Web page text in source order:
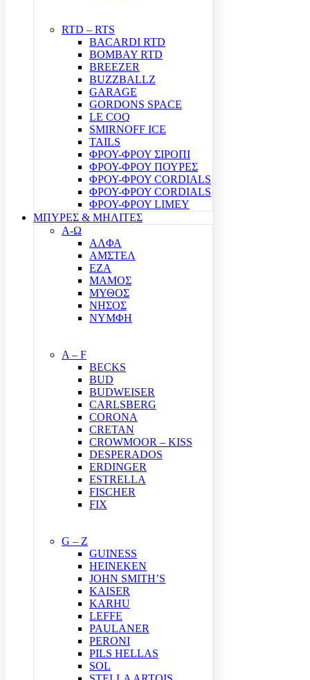
RTD – RTS
BACARDI RTD
BOMBAY RTD
BREEZER
BUZZBALLZ
GARAGE
GORDONS SPACE
LE COQ
SMIRNOFF ICE
TAILS
ΦΡΟΥ-ΦΡΟΥ ΣΙΡΟΠΙ
ΦΡΟΥ-ΦΡΟΥ ΠΟΥΡΕΣ
ΦΡΟΥ-ΦΡΟΥ CORDIALS
ΦΡΟΥ-ΦΡΟΥ CORDIALS
ΦΡΟΥ-ΦΡΟΥ LIMEY
ΜΠΥΡΕΣ & ΜΗΛΙΤΕΣ
Α-Ω
ΑΛΦΑ
ΑΜΣΤΕΛ
ΕΖΑ
ΜΑΜΟΣ
ΜΥΘΟΣ
ΝΗΣΟΣ
ΝΥΜΦΗ
A – F
BECKS
BUD
BUDWEISER
CARLSBERG
CORONA
CRETAN
CROWMOOR – KISS
DESPERADOS
ERDINGER
ESTRELLA
FISCHER
FIX
G – Z
GUINESS
HEINEKEN
JOHN SMITH’S
KAISER
KARHU
LEFFE
PAULANER
PERONI
PILS HELLAS
SOL